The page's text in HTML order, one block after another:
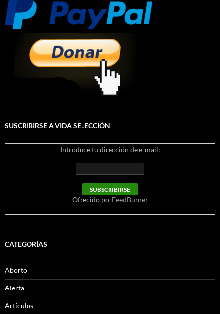
SUSCRIBIRSE A VIDA SELECCIÓN
Introduce tu dirección de e-mail:
Ofrecido porFeedBurner
CATEGORÍAS
Aborto
Alerta
Artículos